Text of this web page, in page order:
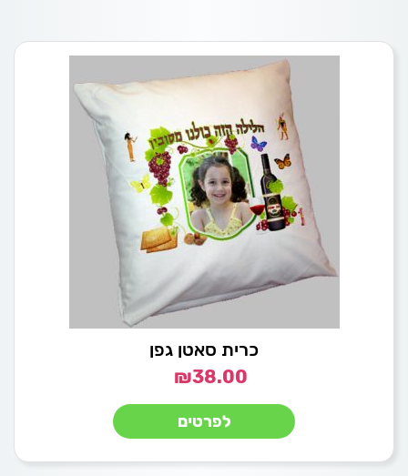
כרית סאטן גפן
₪38.00
לפרטים